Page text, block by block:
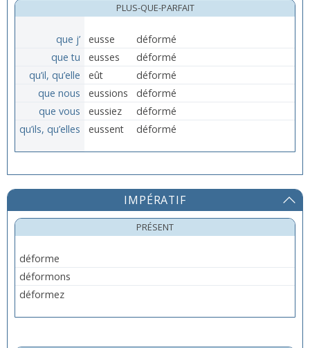
PLUS-QUE-PARFAIT
que j’ eusse
déformé
que tu
eusses
déformé
qu’il, qu’elle
eût
déformé
que nous
eussions
déformé
que vous
eussiez
déformé
qu’ils, qu’elles
eussent déformé
IMPÉRATIF
PRÉSENT
déforme
déformons
déformez